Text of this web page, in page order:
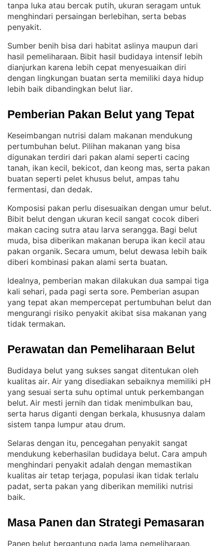
tanpa luka atau bercak putih, ukuran seragam untuk
menghindari persaingan berlebihan, serta bebas
penyakit.
Sumber benih bisa dari habitat aslinya maupun dari
hasil pemeliharaan. Bibit hasil budidaya intensif lebih
dianjurkan karena lebih cepat menyesuaikan diri
dengan lingkungan buatan serta memiliki daya hidup
lebih baik dibandingkan belut liar.
Pemberian Pakan Belut yang Tepat
Keseimbangan nutrisi dalam makanan mendukung
pertumbuhan belut. Pilihan makanan yang bisa
digunakan terdiri dari pakan alami seperti cacing
tanah, ikan kecil, bekicot, dan keong mas, serta pakan
buatan seperti pelet khusus belut, ampas tahu
fermentasi, dan dedak.
Komposisi pakan perlu disesuaikan dengan umur belut
Bibit belut dengan ukuran kecil sangat cocok diberi
makan cacing sutra atau larva serangga. Bagi belut
muda, bisa diberikan makanan berupa ikan kecil atau
pakan organik. Secara umum, belut dewasa lebih baik
diberi kombinasi pakan alami serta buatan.
Idealnya, pemberian makan dilakukan dua sampai tiga
kali sehari, pada pagi serta sore. Pemberian asupan
yang tepat akan mempercepat pertumbuhan belut dan
mengurangi risiko penyakit akibat sisa makanan yang
tidak termakan.
Perawatan dan Pemeliharaan Belut
Budidaya belut yang sukses sangat ditentukan oleh
kualitas air. Air yang disediakan sebaiknya memiliki pH
yang sesuai serta suhu optimal untuk perkembangan
belut. Air mesti jernih dan tidak menimbulkan bau,
serta harus diganti dengan berkala, khususnya dalam
sistem tanpa lumpur atau drum.
Selaras dengan itu, pencegahan penyakit sangat
mendukung keberhasilan budidaya belut. Cara ampuh
menghindari penyakit adalah dengan memastikan
kualitas air tetap terjaga, populasi ikan tidak terlalu
padat, serta pakan yang diberikan memiliki nutrisi
baik.
Masa Panen dan Strategi Pemasaran
Panen belut bergantung pada lama pemeliharaan,